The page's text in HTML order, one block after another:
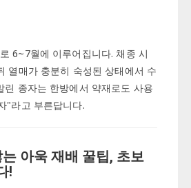
6~7월에 이루어집니다. 채종 시
열매가 충분히 숙성된 상태에서 수
린 종자는 한방에서 약재로도 사용
"라고 부른답니다.
아욱 재배 꿀팁, 초보
!